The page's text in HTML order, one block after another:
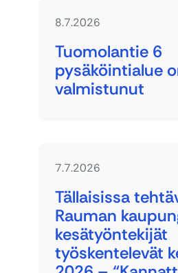
Tuomolantie 6
pysäköintialue
valmistunut
8.7.2026
Tällaisissa
Rauman
kesätyöntekijät
työskentelevät
7.7.2026